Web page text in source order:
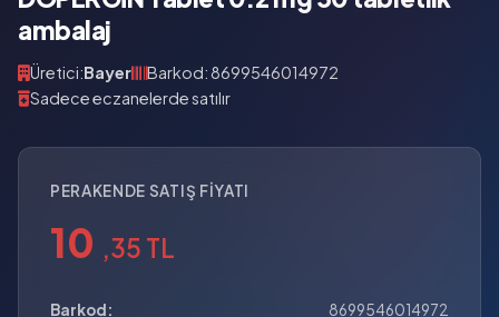
ambalaj
Üretici:Bayer
Barkod: 8699546014972
Sadece eczanelerde satılır
PERAKENDE SATIŞ FIYATI
10 ,35 TL
Barkod:
8699546014972